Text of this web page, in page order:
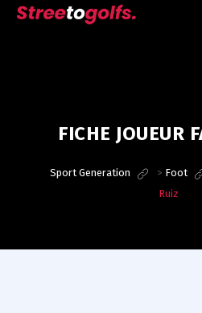
FICHE JOUEUR
Sport Generation > Foot
Ruiz